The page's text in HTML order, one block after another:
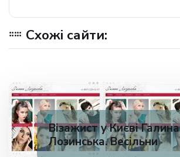
Схожі сайти:
Візажист у Києві Галина
Лозинська. Весільни